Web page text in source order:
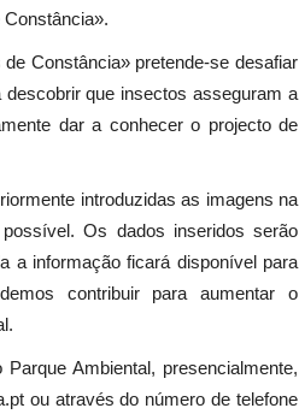
Constância» pretende-se desafiar
que insectos asseguram a
dar a conhecer o projecto de
introduzidas as imagens na
Os dados inseridos serão
a informação ficará disponível para
contribuir para aumentar o
Ambiental, presencialmente,
ou através do número de telefone